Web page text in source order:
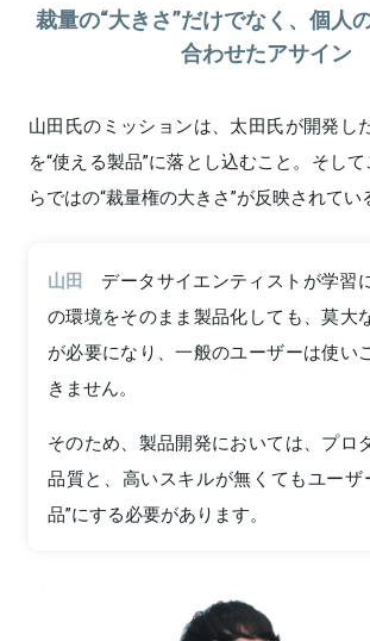
裁量の“大きさ”だけでなく、個人
合わせたアサイン
山田氏のミッションは、太田氏が開発し
を“使える製品”に落とし込むこと。そし
らではの“裁量権の大きさ”が反映されてい
山田
データサイエンティストが学習
の環境をそのまま製品化しても、莫大
が必要になり、一般のユーザーは使い
きません。
そのため、製品開発においては、プロ
品質と、高いスキルが無くてもユーザ
品”にする必要があります。